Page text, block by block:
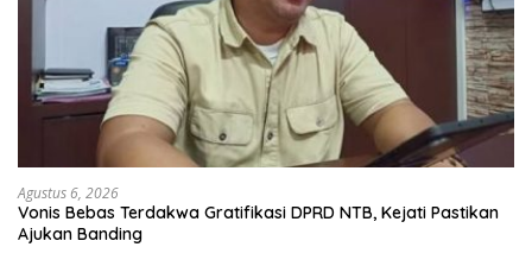
Agustus 6, 2026
Vonis Bebas Terdakwa Gratifikasi DPRD NTB, Kejati Pastikan
Ajukan Banding